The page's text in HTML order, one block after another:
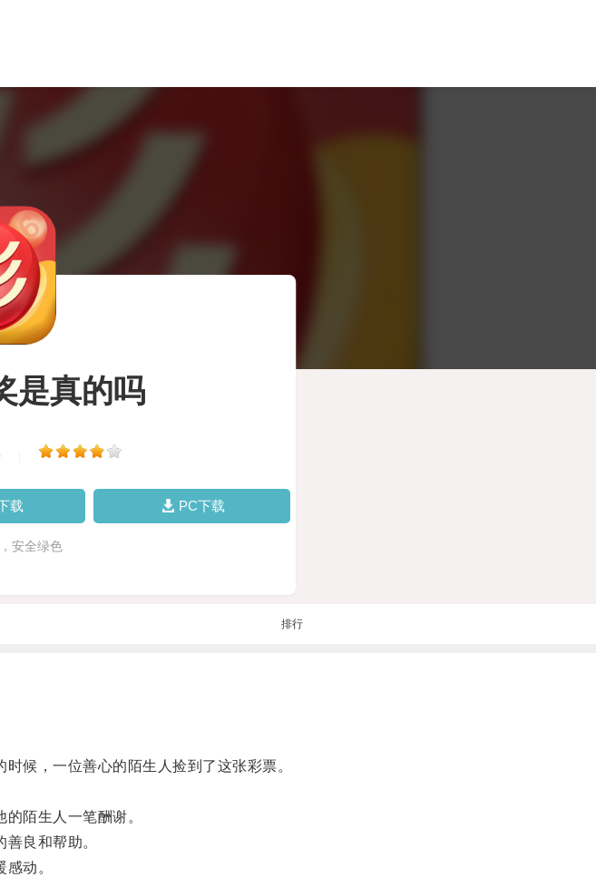
是真的吗
载 PC下载
安全绿色
排行
候，一位善心的陌生人捡到了这张彩票。
陌生人一笔酬谢。
良和帮助。
动。